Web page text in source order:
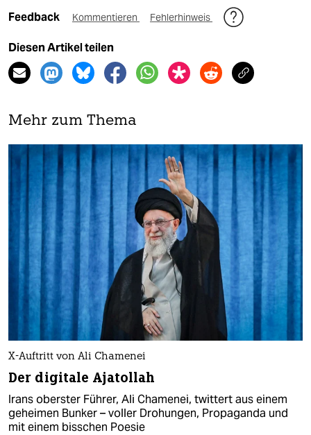
Feedback Kommentieren Fehlerhinweis
Diesen Artikel teilen
Mehr zum Thema
X-Auftritt von Ali Chamenei
Der digitale Ajatollah
Irans oberster Führer, Ali Chamenei, twittert aus einem
geheimen Bunker – voller Drohungen, Propaganda und
mit einem bisschen Poesie